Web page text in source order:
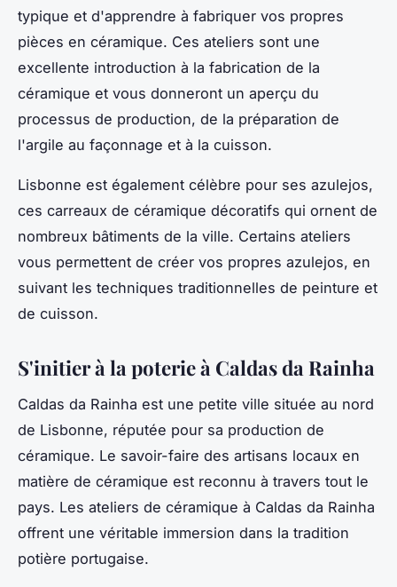
typique et d'apprendre à fabriquer vos propres
pièces en céramique. Ces ateliers sont une
excellente introduction à la fabrication de la
céramique et vous donneront un aperçu du
processus de production, de la préparation de
l'argile au façonnage et à la cuisson.
Lisbonne est également célèbre pour ses azulejos,
ces carreaux de céramique décoratifs qui ornent de
nombreux bâtiments de la ville. Certains ateliers
vous permettent de créer vos propres azulejos, en
suivant les techniques traditionnelles de peinture et
de cuisson.
S'initier à la poterie à Caldas da Rainha
Caldas da Rainha est une petite ville située au nord
de Lisbonne, réputée pour sa production de
céramique. Le savoir-faire des artisans locaux en
matière de céramique est reconnu à travers tout le
pays. Les ateliers de céramique à Caldas da Rainha
offrent une véritable immersion dans la tradition
potière portugaise.